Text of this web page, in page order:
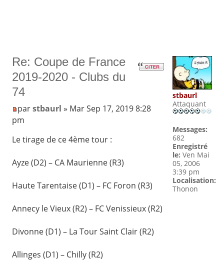
Re: Coupe de France
2019-2020 - Clubs du
74
parstbaurl » Mar Sep 17, 2019 8:28
pm
Le tirage de ce 4ème tour :
Ayze (D2) – CA Maurienne (R3)
Haute Tarentaise (D1) – FC Foron (R3)
Annecy le Vieux (R2) – FC Venissieux (R2)
Divonne (D1) – La Tour Saint Clair (R2)
Allinges (D1) – Chilly (R2)
stbaurl
Attaquant
Messages:
682
Enregistré
le: Ven Mai
05, 2006
3:39 pm
Localisation:
Thonon